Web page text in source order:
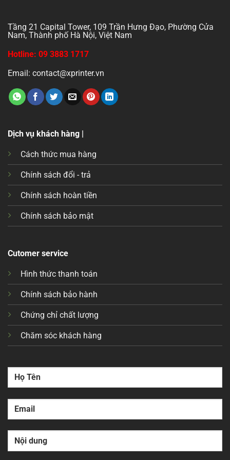
Tầng 21 Capital Tower, 109 Trần Hưng Đạo, Phường Cửa
Nam, Thành phố Hà Nội, Việt Nam
Hotline: 09 3883 1717
Email: contact@xprinter.vn
Dịch vụ khách hàng |
Cách thức mua hàng
Chính sách đổi - trả
Chính sách hoàn tiền
Chính sách bảo mật
Cutomer service
Hình thức thanh toán
Chính sách bảo hành
Chứng chỉ chất lượng
Chăm sóc khách hàng